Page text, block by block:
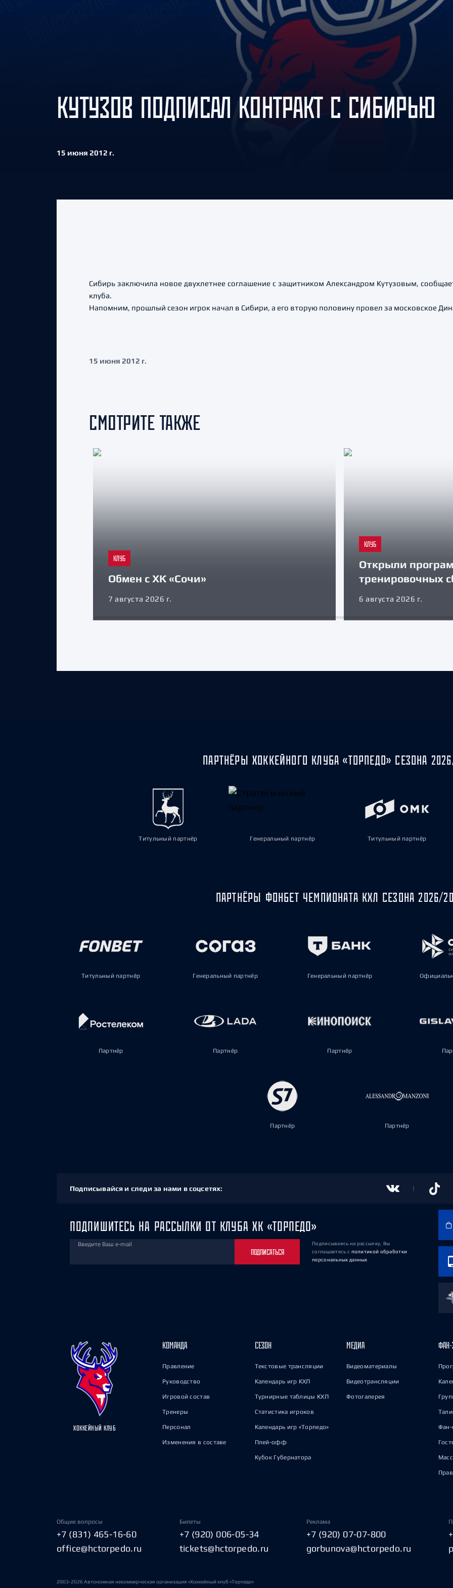
Амур
Барыс
Салават Юлаев
Сибирь
КУТУЗОВ ПОДПИСАЛ КОНТРАКТ С СИБИРЬЮ
15 июня 2012 г.
Сибирь заключила новое двухлетнее соглашение с защитником Александром Кутузовым,
клуба.
Напомним, прошлый сезон игрок начал в Сибири, а его вторую половину провел за московское
15 июня 2012 г.
СМОТРИТЕ ТАКЖЕ
КЛУБ
Обмен с ХК «Сочи»
7 августа 2026 г.
КЛУБ
Открыли
тренировочных
6 августа 2026 г.
ПАРТНЁРЫ ХОККЕЙНОГО КЛУБА «ТОРПЕДО» СЕЗОНА
Титульный партнёр Генеральный партнёр Титульный партнёр
ПАРТНЁРЫ ФОНБЕТ ЧЕМПИОНАТА КХЛ СЕЗОНА 2026/
Титульный партнёр Генеральный партнёр Генеральный партнёр
Партнёр Партнёр Партнёр
Партнёр Партнёр
Подписывайся и следи за нами в соцсетях:
ПОДПИШИТЕСЬ НА РАССЫЛКИ ОТ КЛУБА ХК «ТОРПЕДО»
Введите Ваш e-mail
ПОДПИСАТЬСЯ
Подписываясь на рассылку, Вы
соглашаетесь с политикой обработки
персональных данных
ХОККЕЙНЫЙ КЛУБ
КОМАНДА
Правление
Руководство
Игровой состав
Тренеры
Персонал
Изменения в составе
СЕЗОН
Текстовые трансляции
Календарь игр КХЛ
Турнирные таблицы КХЛ
Статистика игроков
Календарь игр «Торпедо»
Плей-офф
Кубок Губернатора
МЕДИА
Видеоматериалы
Видеотрансляции
Фотогалерея
ФАН-
Фан-
Общие вопросы
+7 (831) 465-16-60
office@hctorpedo.ru
Билеты
+7 (920) 006-05-34
tickets@hctorpedo.ru
Реклама
+7 (920) 07-07-800
gorbunova@hctorpedo.ru
2003-2026 Автономная некоммерческая организация «Хоккейный клуб «Торпедо»